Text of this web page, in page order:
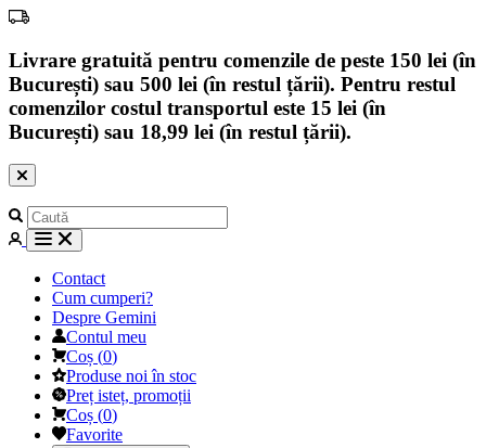
Livrare gratuită pentru comenzile de peste 150 lei (în
București) sau 500 lei (în restul țării). Pentru restul
comenzilor costul transportul este 15 lei (în
București) sau 18,99 lei (în restul țării).
Contact
Cum cumperi?
Despre Gemini
Contul meu
Coș (0)
Produse noi în stoc
Preț isteț, promoții
Coș (0)
Favorite